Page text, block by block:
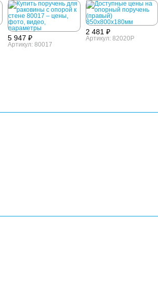
5 947 ₽
Артикул: 80017
2 481 ₽
Артикул: 82020P